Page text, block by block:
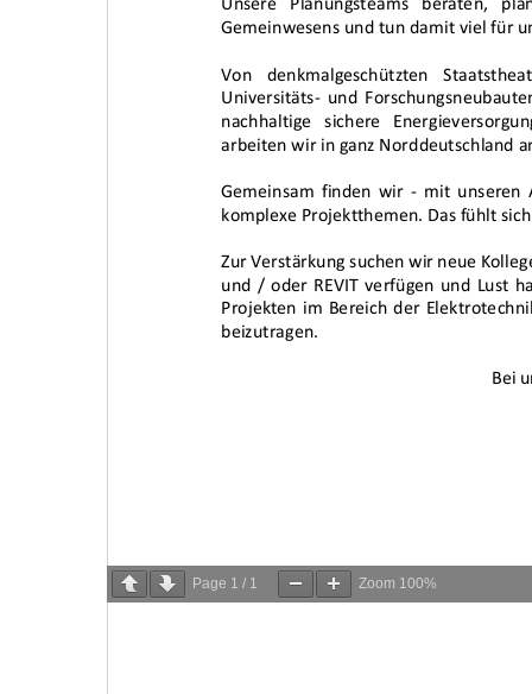
Page 1 / 1 Zoom 100%